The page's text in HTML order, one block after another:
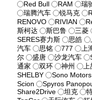
Red Bull
RAM 瑞
瑞腾汽车
锐马克
RENOVO
RIVIAN
斯柯达
斯巴鲁 三菱
SERES赛力斯
思皓
汽车
思铭 777 上
尔
盛唐 沙龙汽车
通家
双环 神州
SHELBY
Sono Motors
Scion
Spyros
Share2Drive
坦克